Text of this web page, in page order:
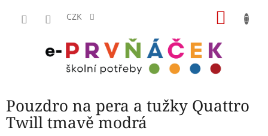
CZK
Pouzdro na pera a tužky Quattro
Twill tmavě modrá